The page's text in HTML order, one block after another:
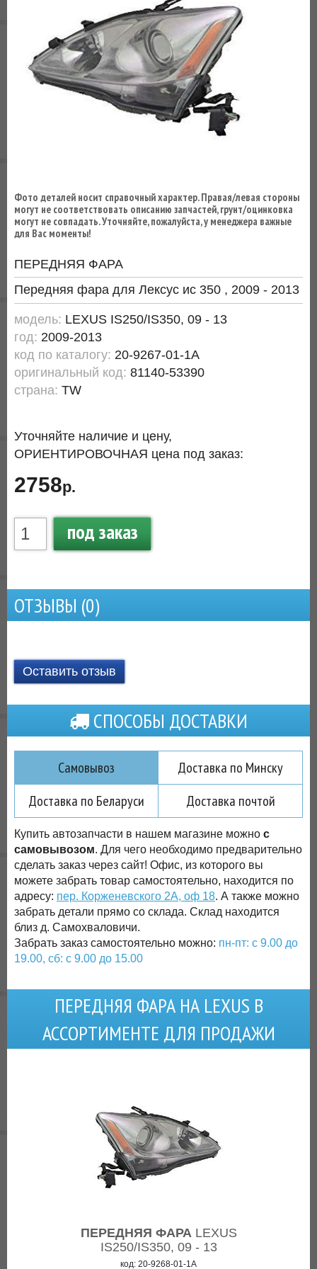
Фото деталей носит справочный характер. Правая/левая стороны
могут не соответствовать описанию запчастей, грунт/оцинковка
могут не совпадать. Уточняйте, пожалуйста, у менеджера важные
для Вас моменты!
ПЕРЕДНЯЯ ФАРА
Передняя фара для Лексус ис 350 , 2009 - 2013
модель: LEXUS IS250/IS350, 09 - 13
год: 2009-2013
код по каталогу: 20-9267-01-1A
оригинальный код: 81140-53390
страна: TW
Уточняйте наличие и цену,
ОРИЕНТИРОВОЧНАЯ цена под заказ:
2758р.
под заказ
ОТЗЫВЫ (0)
Оставить отзыв
СПОСОБЫ ДОСТАВКИ
Самовывоз
Доставка по Минску
Доставка по Беларуси
Доставка почтой
Купить автозапчасти в нашем магазине можно с
самовывозом. Для чего необходимо предварительно
сделать заказ через сайт! Офис, из которого вы
можете забрать товар самостоятельно, находится по
адресу: пер. Корженевского 2А, оф 18. А также можно
забрать детали прямо со склада. Склад находится
близ д. Самохваловичи.
Забрать заказ самостоятельно можно: пн-пт: с 9.00 до
19.00, сб: с 9.00 до 15.00
ПЕРЕДНЯЯ ФАРА НА LEXUS В
АССОРТИМЕНТЕ ДЛЯ ПРОДАЖИ
ПЕРЕДНЯЯ ФАРАLEXUS
IS250/IS350, 09 - 13
код: 20-9268-01-1A